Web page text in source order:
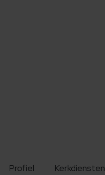
Profiel Kerkdiensten